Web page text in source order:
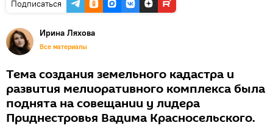
Подписаться
Ирина Ляхова
Все материалы
Тема создания земельного кадастра и
развития мелиоративного комплекса была
поднята на совещании у лидера
Приднестровья Вадима Красносельского.